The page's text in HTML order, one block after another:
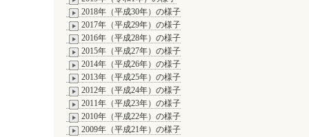
2018年（平成30年）の様子
2017年（平成29年）の様子
2016年（平成28年）の様子
2015年（平成27年）の様子
2014年（平成26年）の様子
2013年（平成25年）の様子
2012年（平成24年）の様子
2011年（平成23年）の様子
2010年（平成22年）の様子
2009年（平成21年）の様子